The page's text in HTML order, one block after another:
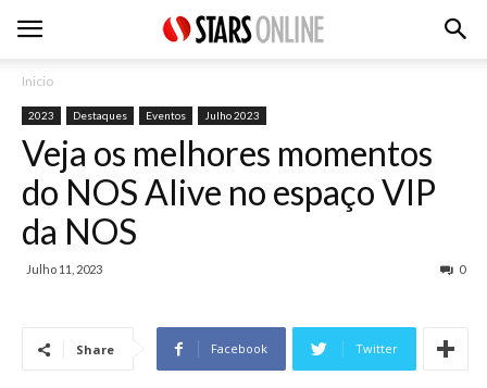
Inicio
2023 Destaques Eventos Julho 2023
Veja os melhores momentos
do NOS Alive no espaço VIP
da NOS
Julho 11, 2023 0
Share Facebook Twitter